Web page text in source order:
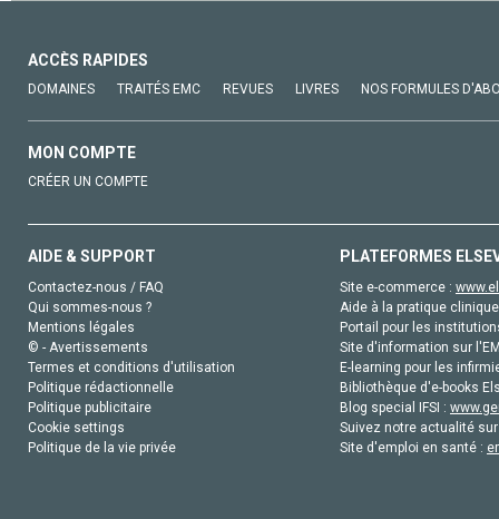
ACCÈS RAPIDES
DOMAINES TRAITÉS EMC REVUES LIVRES NOS FORMULES
MON COMPTE
CRÉER UN COMPTE
AIDE & SUPPORT
Contactez-nous / FAQ
Qui sommes-nous ?
Mentions légales
© - Avertissements
Termes et conditions d'utilisation
Politique rédactionnelle
Politique publicitaire
Cookie settings
Politique de la vie privée
PLATEFORMES
Site e-commerce :
Aide à la pratique
Portail pour les
Site d'information sur
E-learning pour les
Bibliothèque d'e-books
Blog special IFSI :
Suivez notre actualité
Site d'emploi en santé :